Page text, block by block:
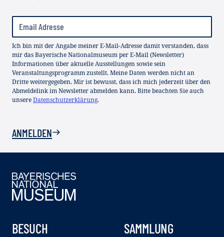
Ich bin mit der Angabe meiner E-Mail-Adresse damit verstanden, dass
mir das Bayerische Nationalmuseum per E-Mail (Newsletter)
Informationen über aktuelle Ausstellungen sowie sein
Veranstaltungsprogramm zustellt. Meine Daten werden nicht an
Dritte weitergegeben. Mir ist bewusst, dass ich mich jederzeit über den
Abmeldelink im Newsletter abmelden kann. Bitte beachten Sie auch
unsereDatenschutzerklärung.
ANMELDEN
BESUCH SAMMLUNG